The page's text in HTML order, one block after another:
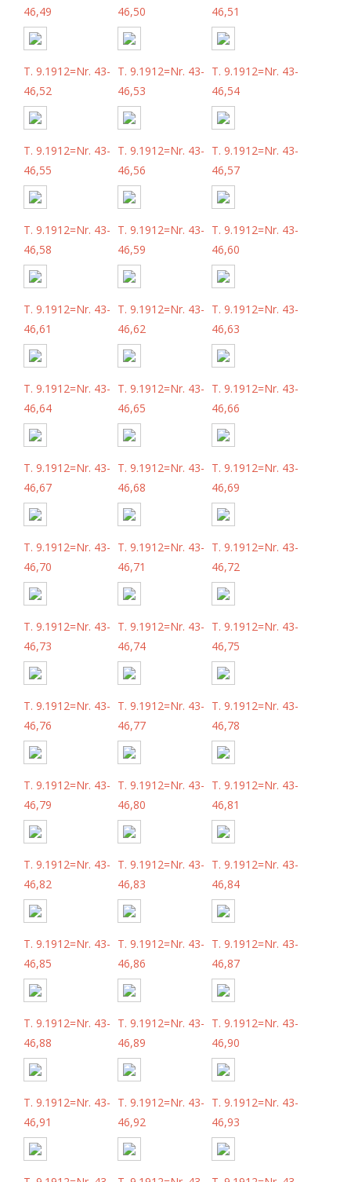
46,49 46,50 46,51
T. 9.1912=Nr. 43-
46,52
T. 9.1912=Nr. 43-
46,53
T. 9.1912=Nr. 43-
46,54
T. 9.1912=Nr. 43-
46,55
T. 9.1912=Nr. 43-
46,56
T. 9.1912=Nr. 43-
46,57
T. 9.1912=Nr. 43-
46,58
T. 9.1912=Nr. 43-
46,59
T. 9.1912=Nr. 43-
46,60
T. 9.1912=Nr. 43-
46,61
T. 9.1912=Nr. 43-
46,62
T. 9.1912=Nr. 43-
46,63
T. 9.1912=Nr. 43-
46,64
T. 9.1912=Nr. 43-
46,65
T. 9.1912=Nr. 43-
46,66
T. 9.1912=Nr. 43-
46,67
T. 9.1912=Nr. 43-
46,68
T. 9.1912=Nr. 43-
46,69
T. 9.1912=Nr. 43-
46,70
T. 9.1912=Nr. 43-
46,71
T. 9.1912=Nr. 43-
46,72
T. 9.1912=Nr. 43-
46,73
T. 9.1912=Nr. 43-
46,74
T. 9.1912=Nr. 43-
46,75
T. 9.1912=Nr. 43-
46,76
T. 9.1912=Nr. 43-
46,77
T. 9.1912=Nr. 43-
46,78
T. 9.1912=Nr. 43-
46,79
T. 9.1912=Nr. 43-
46,80
T. 9.1912=Nr. 43-
46,81
T. 9.1912=Nr. 43-
46,82
T. 9.1912=Nr. 43-
46,83
T. 9.1912=Nr. 43-
46,84
T. 9.1912=Nr. 43-
46,85
T. 9.1912=Nr. 43-
46,86
T. 9.1912=Nr. 43-
46,87
T. 9.1912=Nr. 43-
46,88
T. 9.1912=Nr. 43-
46,89
T. 9.1912=Nr. 43-
46,90
T. 9.1912=Nr. 43-
46,91
T. 9.1912=Nr. 43-
46,92
T. 9.1912=Nr. 43-
46,93